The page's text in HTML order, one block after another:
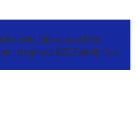
Kondisi Mahasiswi FKM
Integritas GZL Family Cup